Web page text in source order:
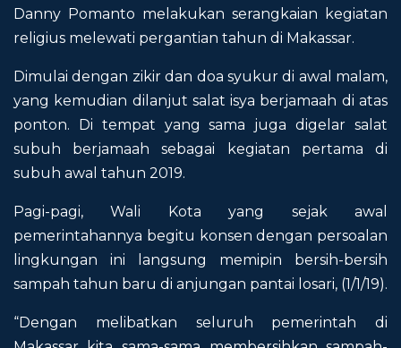
Danny Pomanto melakukan serangkaian kegiatan
religius melewati pergantian tahun di Makassar.
Dimulai dengan zikir dan doa syukur di awal malam,
yang kemudian dilanjut salat isya berjamaah di atas
ponton. Di tempat yang sama juga digelar salat
subuh berjamaah sebagai kegiatan pertama di
subuh awal tahun 2019.
Pagi-pagi, Wali Kota yang sejak awal
pemerintahannya begitu konsen dengan persoalan
lingkungan ini langsung memipin bersih-bersih
sampah tahun baru di anjungan pantai losari, (1/1/19).
“Dengan melibatkan seluruh pemerintah di